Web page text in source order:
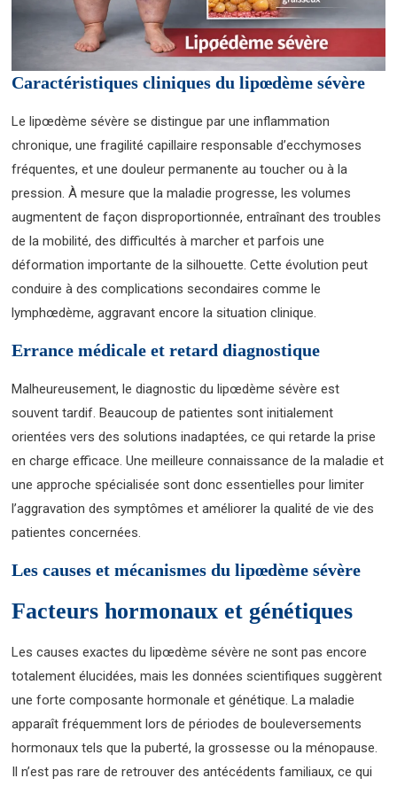
Caractéristiques cliniques du lipœdème sévère
Le lipœdème sévère se distingue par une inflammation
chronique, une fragilité capillaire responsable d’ecchymoses
fréquentes, et une douleur permanente au toucher ou à la
pression. À mesure que la maladie progresse, les volumes
augmentent de façon disproportionnée, entraînant des troubles
de la mobilité, des difficultés à marcher et parfois une
déformation importante de la silhouette. Cette évolution peut
conduire à des complications secondaires comme le
lymphœdème, aggravant encore la situation clinique.
Errance médicale et retard diagnostique
Malheureusement, le diagnostic du lipœdème sévère est
souvent tardif. Beaucoup de patientes sont initialement
orientées vers des solutions inadaptées, ce qui retarde la prise
en charge efficace. Une meilleure connaissance de la maladie et
une approche spécialisée sont donc essentielles pour limiter
l’aggravation des symptômes et améliorer la qualité de vie des
patientes concernées.
Les causes et mécanismes du lipœdème sévère
Facteurs hormonaux et génétiques
Les causes exactes du lipœdème sévère ne sont pas encore
totalement élucidées, mais les données scientifiques suggèrent
une forte composante hormonale et génétique. La maladie
apparaît fréquemment lors de périodes de bouleversements
hormonaux tels que la puberté, la grossesse ou la ménopause.
Il n’est pas rare de retrouver des antécédents familiaux, ce qui